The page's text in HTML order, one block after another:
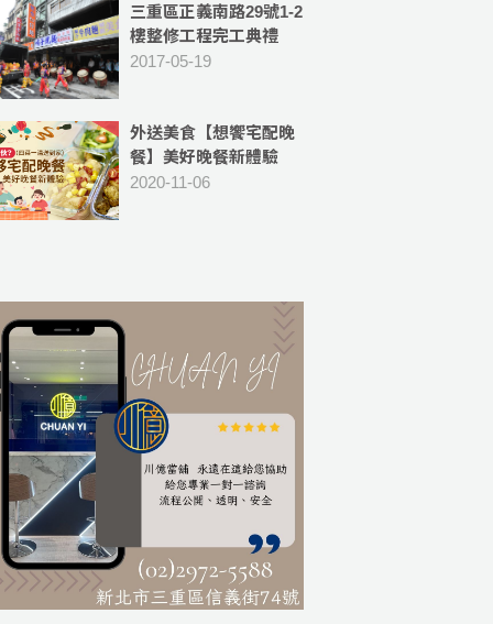
三重區正義南路29號1-2
樓整修工程完工典禮
2017-05-19
外送美食【想饗宅配晚
餐】美好晚餐新體驗
(四菜一湯送到家)兼顧
2020-11-06